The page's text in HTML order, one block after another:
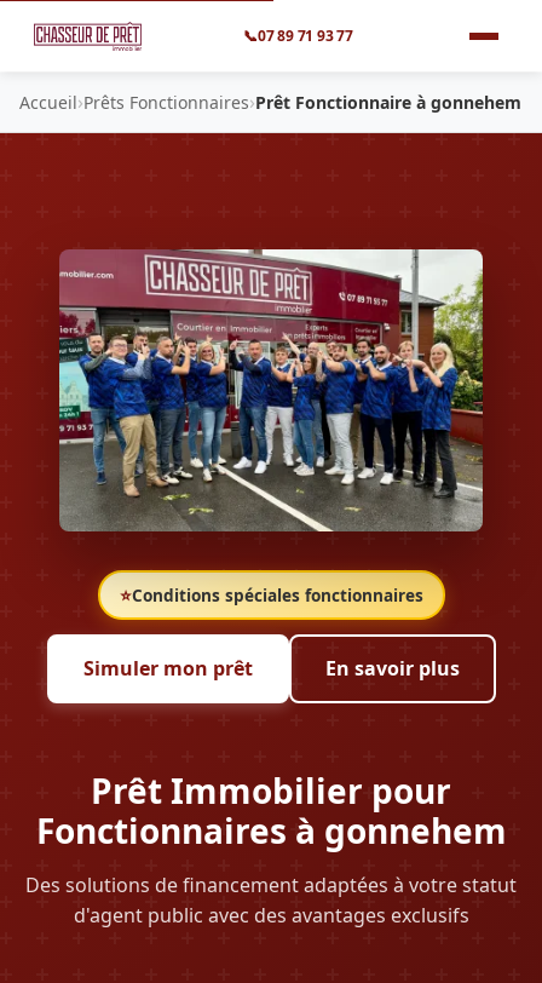
📞07 89 71 93 77
Accueil›Prêts Fonctionnaires›Prêt Fonctionnaire à gonnehem
⭐Conditions spéciales fonctionnaires
Prêt Immobilier pour
Fonctionnaires à gonnehem
Des solutions de financement adaptées à votre statut
d'agent public avec des avantages exclusifs
Simuler mon prêt En savoir plus